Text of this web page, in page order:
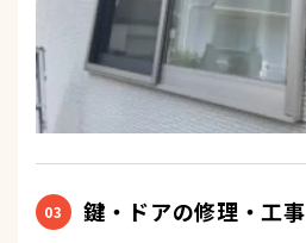
03 鍵・ドアの修理・工事